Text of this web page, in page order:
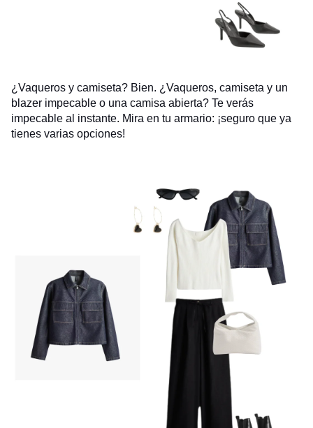
¿Vaqueros y camiseta? Bien. ¿Vaqueros, camiseta y un
blazer impecable o una camisa abierta? Te verás
impecable al instante. Mira en tu armario: ¡seguro que ya
tienes varias opciones!